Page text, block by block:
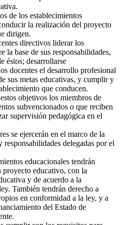
de los establecimientos
la realización del proyecto
dirigen.
directivos liderar los
la base de sus responsabilidades,
éstos; desarrollarse
docentes el desarrollo profesional
sus metas educativas, y cumplir y
que conducen.
objetivos los miembros de
subvencionados o que reciben
supervisión pedagógica en el
se ejercerán en el marco de la
delegadas por el
educacionales tendrán
proyecto educativo, con la
y de acuerdo a la
También tendrán derecho a
en conformidad a la ley, y a
del Estado de